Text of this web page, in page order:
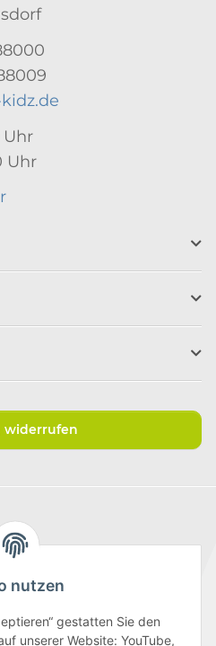
nutzen
gestatten Sie den
unserer Website: YouTube,
Uhr
widerrufen